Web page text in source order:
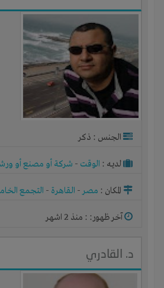
الجنس : ذكر
لديـه : الوقت - شركة أو مصنع أو
المكان : مصر- القاهرة - التجمع
آخر ظهور: : منذ 2 اشهر
د. القادري